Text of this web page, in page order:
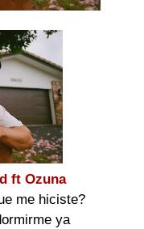
ft Ozuna
me hiciste?
ya